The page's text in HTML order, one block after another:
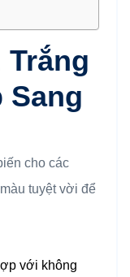
Trắng
Sang
cho các
tuyệt vời để
với không